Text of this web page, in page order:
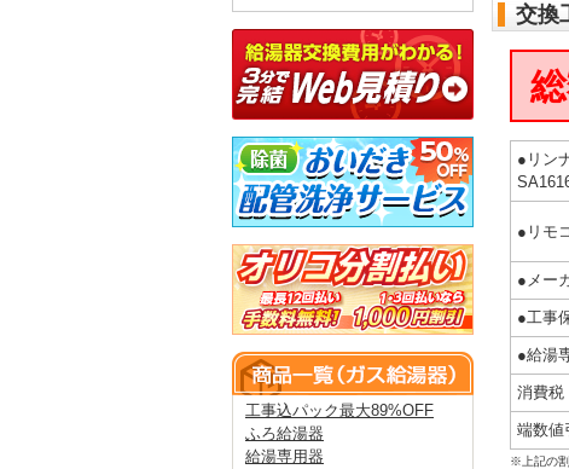
工事込パック最大89%OFF
ふろ給湯器
給湯専用器
交換
●リン
●リモ
●メー
●工事
●給湯
消費税
端数値
※上記の割